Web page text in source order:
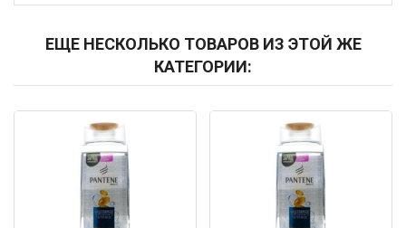
ЕЩЕ НЕСКОЛЬКО ТОВАРОВ ИЗ ЭТОЙ ЖЕ
КАТЕГОРИИ: